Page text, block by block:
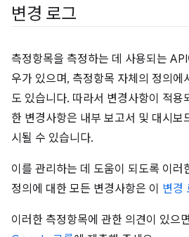
변경 로그
측정항목을 측정하는 데 사용되는
우가 있으며, 측정항목 자체의 정의에
도 있습니다. 따라서 변경사항이 적용
한 변경사항은 내부 보고서 및 대시보
시될 수 있습니다.
이를 관리하는 데 도움이 되도록 이러
정의에 대한 모든 변경사항은 이 변경
이러한 측정항목에 관한 의견이 있으면